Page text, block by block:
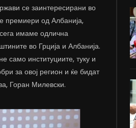
се заинтересирани во
премиери од Албанија,
имаме одлична
во Грција и Албанија.
само институциите, туку и
за овој регион и ќе бидат
Горан Милевски.